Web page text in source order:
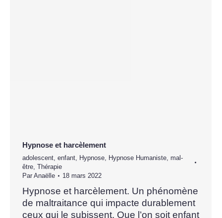
Hypnose et harcèlement
adolescent, enfant, Hypnose, Hypnose Humaniste, mal-
être, Thérapie
Par Anaëlle 18 mars 2022
Hypnose et harcèlement. Un phénomène
de maltraitance qui impacte durablement
ceux qui le subissent. Que l’on soit enfant